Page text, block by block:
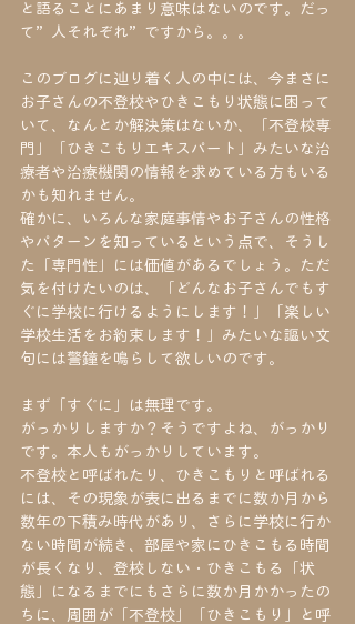
と語ることにあまり意味はないのです。だっ
て”人それぞれ”ですから。。。
このブログに辿り着く人の中には、今まさに
お子さんの不登校やひきこもり状態に困って
いて、なんとか解決策はないか、「不登校専
門」「ひきこもりエキスパート」みたいな治
療者や治療機関の情報を求めている方もいる
かも知れません。
確かに、いろんな家庭事情やお子さんの性格
やパターンを知っているという点で、そうし
た「専門性」には価値があるでしょう。ただ
気を付けたいのは、「どんなお子さんでもす
ぐに学校に行けるようにします！」「楽しい
学校生活をお約束します！」みたいな謳い文
句には警鐘を鳴らして欲しいのです。
まず「すぐに」は無理です。
がっかりしますか？そうですよね、がっかり
です。本人もがっかりしています。
不登校と呼ばれたり、ひきこもりと呼ばれる
には、その現象が表に出るまでに数か月から
数年の下積み時代があり、さらに学校に行か
ない時間が続き、部屋や家にひきこもる時間
が長くなり、登校しない・ひきこもる「状
態」になるまでにもさらに数か月かかったの
ちに、周囲が「不登校」「ひきこもり」と呼